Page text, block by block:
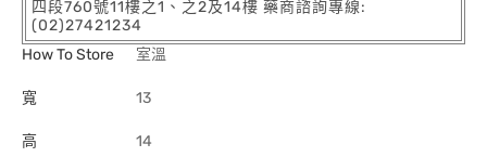
四段760號11樓之1、之2及14樓 藥商諮詢專線:
(02)27421234
How To Store
室溫
寬 13
高 14